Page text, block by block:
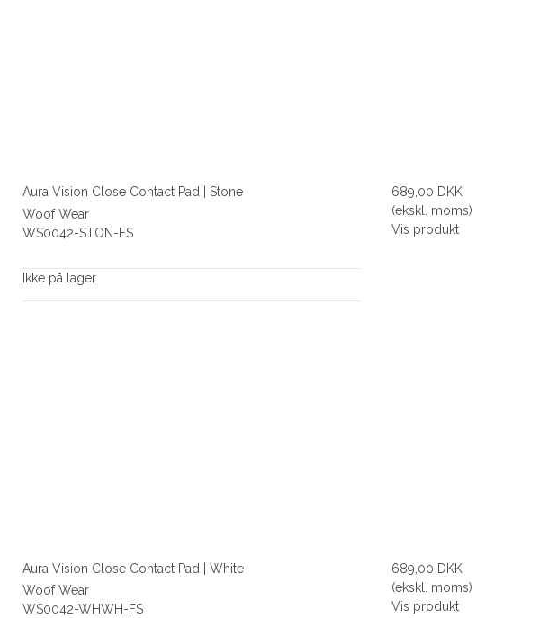
Aura Vision Close Contact Pad | Stone
Woof Wear
WS0042-STON-FS
Ikke på lager
689,00 DKK
(ekskl. moms)
Vis produkt
Aura Vision Close Contact Pad | White
Woof Wear
WS0042-WHWH-FS
689,00 DKK
(ekskl. moms)
Vis produkt